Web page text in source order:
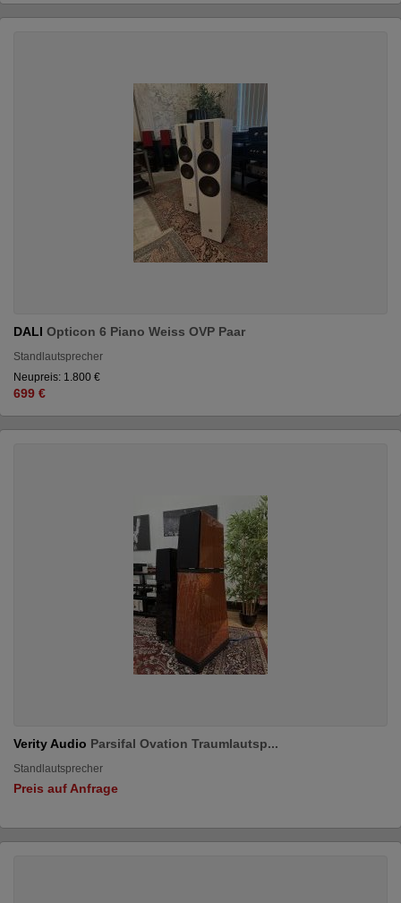
DALI Opticon 6 Piano Weiss OVP Paar
Standlautsprecher
Neupreis: 1.800 €
699 €
Verity Audio Parsifal Ovation Traumlautsp...
Standlautsprecher
Preis auf Anfrage